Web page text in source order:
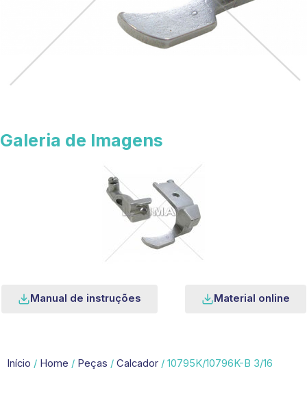
Galeria de Imagens
Manual de instruções Material online
Início / Home / Peças / Calcador / 10795K/10796K-B 3/16